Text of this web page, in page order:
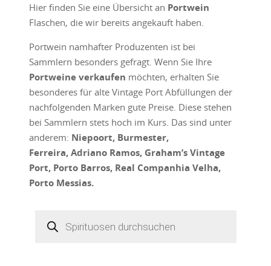
Hier finden Sie eine Übersicht an Portwein
Flaschen, die wir bereits angekauft haben.
Portwein namhafter Produzenten ist bei
Sammlern besonders gefragt. Wenn Sie Ihre
Portweine verkaufen möchten, erhalten Sie
besonderes für alte Vintage Port Abfüllungen der
nachfolgenden Marken gute Preise. Diese stehen
bei Sammlern stets hoch im Kurs. Das sind unter
anderem: Niepoort, Burmester,
Ferreira, Adriano Ramos, Graham’s Vintage
Port, Porto Barros, Real Companhia Velha,
Porto Messias.
search